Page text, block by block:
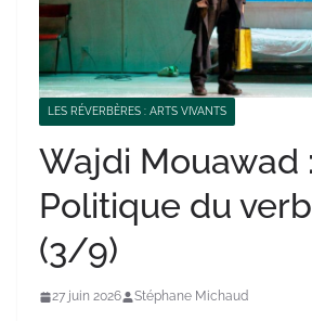
LES RÉVERBÈRES : ARTS VIVANTS
Wajdi Mouawad :
Politique du
(3/9)
27 juin 2026 Stéphane Michaud